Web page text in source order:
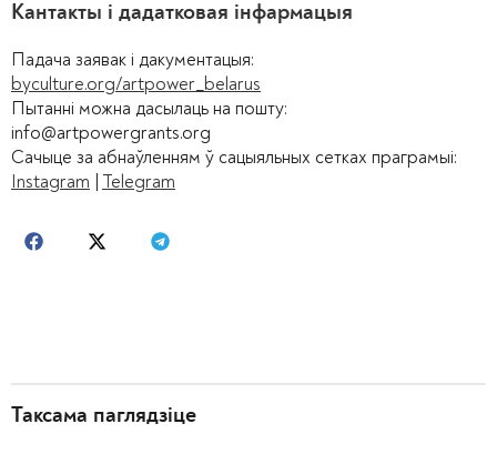
Кантакты і дадатковая інфармацыя
Падача заявак і дакументацыя:
byculture.org/artpower_belarus
Пытанні можна дасылаць на пошту:
info@artpowergrants.org
Сачыце за абнаўленням ў сацыяльных сетках праграмыі:
Instagram
Telegram
Таксама паглядзіце